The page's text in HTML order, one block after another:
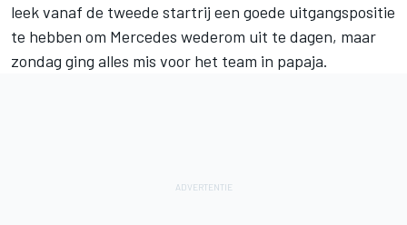
leek vanaf de tweede startrij een goede uitgangspositie
te hebben om Mercedes wederom uit te dagen, maar
zondag ging alles mis voor het team in papaja.